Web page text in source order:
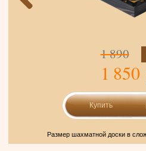
1 890
1 850
Размер шахматной доски в